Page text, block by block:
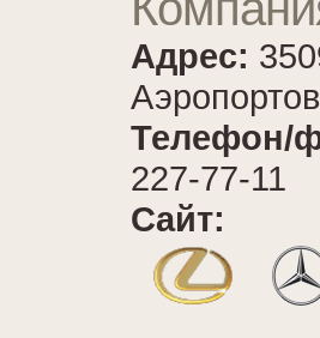
Адрес:
Телефон/
227-77-11
Сайт: